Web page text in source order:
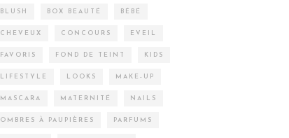
BLUSH BOX BEAUTÉ BÉBÉ
CHEVEUX CONCOURS EVEIL
FAVORIS FOND DE TEINT KIDS
LIFESTYLE LOOKS MAKE-UP
MASCARA MATERNITÉ NAILS
OMBRES À PAUPIÈRES PARFUMS